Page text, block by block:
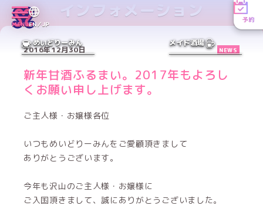
MENUEN／JP
予約
めいどりーみん メイド酒場
インフォメーション
2016年12月30日 NEWS
新年甘酒ふるまい。2017年もよろし
くお願い申し上げます。
ご主人様・お嬢様各位
いつもめいどりーみんをご愛顧頂きまして
ありがとうございます。
今年も沢山のご主人様・お嬢様に
ご入国頂きまして、誠にありがとうございました。